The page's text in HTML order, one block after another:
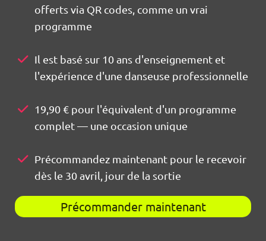
offerts via QR codes, comme un vrai
programme
Il est basé sur 10 ans d'enseignement et
l'expérience d'une danseuse professionnelle
19,90 € pour l'équivalent d'un programme
complet — une occasion unique
Précommandez maintenant pour le recevoir
dès le 30 avril, jour de la sortie
Précommander maintenant